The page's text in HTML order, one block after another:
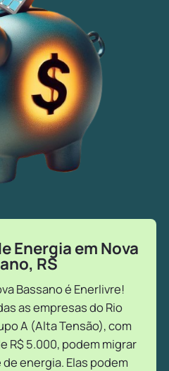
Energia em Nova
RS
Bassano é Enerlivre!
as empresas do Rio
A (Alta Tensão), com
R$ 5.000, podem migrar
energia. Elas podem